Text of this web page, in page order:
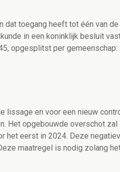
dat toegang heeft tot één van de
in een koninklijk besluit
opgesplitst per gemeenschap:
lissage en voor een nieuw
Het opgebouwde overschot zal
het eerst in 2024. Deze
maatregel is nodig zolang